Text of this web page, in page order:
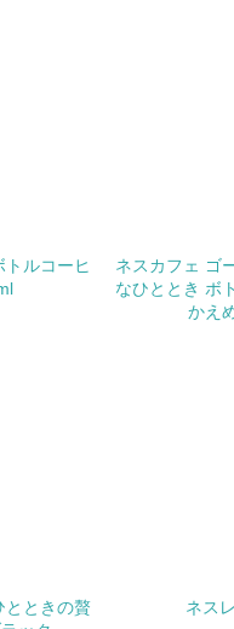
自社の社会的取り組みを積
ルコーヒ
ネスカフェ ゴ
なひととき ボ
かえ
とときの贅
ネス